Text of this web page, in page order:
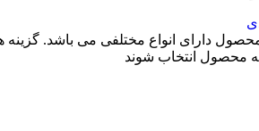
محصول دارای انواع مختلفی می باشد. گزینه
انتخاب شوند